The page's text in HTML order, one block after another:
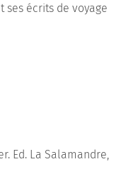
ses écrits de voyage
Ed. La Salamandre,